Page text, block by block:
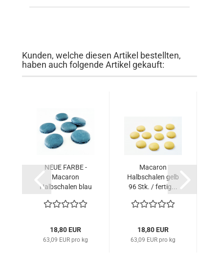
Kunden, welche diesen Artikel bestellten,
haben auch folgende Artikel gekauft:
NEUE FARBE -
Macaron
Halbschalen blau
18,80 EUR
63,09 EUR pro kg
Macaron
Halbschalen gelb
96 Stk. / fertig...
18,80 EUR
63,09 EUR pro kg